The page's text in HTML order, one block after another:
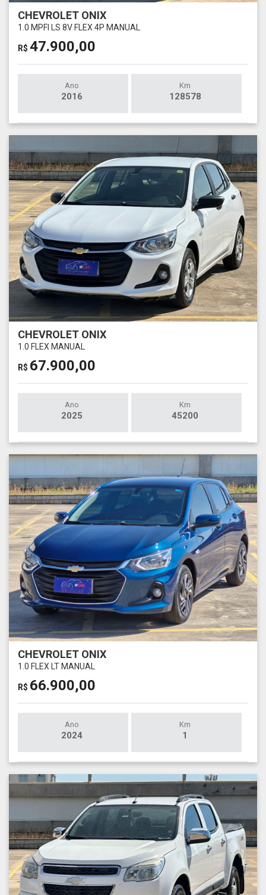
CHEVROLET ONIX
1.0 MPFI LS 8V FLEX 4P MANUAL
R$ 47.900,00
Ano
2016
Km
128578
CHEVROLET ONIX
1.0 FLEX MANUAL
R$ 67.900,00
Ano
2025
Km
45200
CHEVROLET ONIX
1.0 FLEX LT MANUAL
R$ 66.900,00
Ano
2024
Km
1